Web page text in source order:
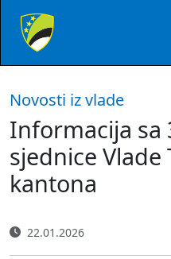
Novosti iz vlade
Informacija sa
sjednice Vlade
kantona
22.01.2026